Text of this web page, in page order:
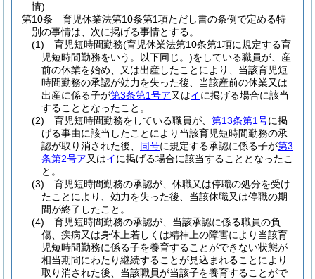
情)
第10条
育児休業法第10条第1項ただし書の条例で定める特
別の事情は、次に掲げる事情とする。
(1)
育児短時間勤務(育児休業法第10条第1項に規定する育
児短時間勤務をいう。以下同じ。)をしている職員が、産
前の休業を始め、又は出産したことにより、当該育児短
時間勤務の承認が効力を失った後、当該産前の休業又は
出産に係る子が第3条第1号ア又はイに掲げる場合に該当
することとなったこと。
(2)
育児短時間勤務をしている職員が、 第13条第1号に掲
げる事由に該当したことにより当該育児短時間勤務の承
認が取り消された後、 同号に規定する承認に係る子が第3
条第2号ア又はイに掲げる場合に該当することとなったこ
と。
(3)
育児短時間勤務の承認が、休職又は停職の処分を受け
たことにより、効力を失った後、当該休職又は停職の期
間が終了したこと。
(4)
育児短時間勤務の承認が、当該承認に係る職員の負
傷、疾病又は身体上若しくは精神上の障害により当該育
児短時間勤務に係る子を養育することができない状態が
相当期間にわたり継続することが見込まれることにより
取り消された後、当該職員が当該子を養育することがで